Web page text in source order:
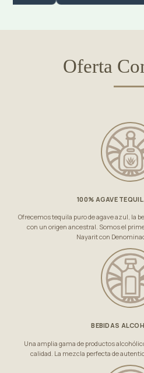
Oferta
100% AGAVE
Ofrecemos tequila puro de agave azul, la
con un origen ancestral. Somos el
Nayarit con
BEBIDAS
Una amplia gama de productos
calidad. La mezcla perfecta de